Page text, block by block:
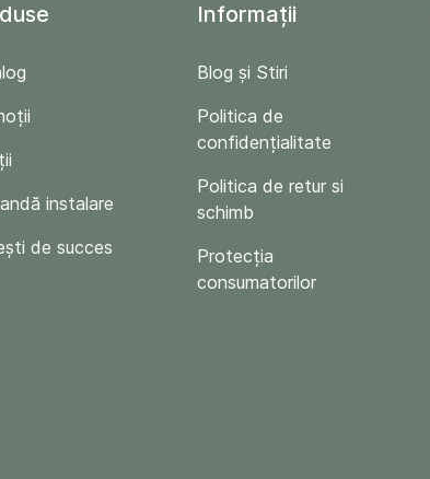
instalare
de succes
Informații
Blog și Stiri
Politica de
confidențialitate
Politica de retur si
schimb
Protecția
consumatorilor